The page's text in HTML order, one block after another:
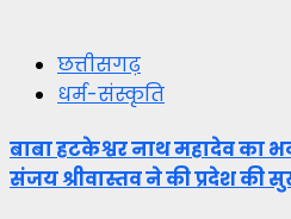
छत्तीसगढ़
धर्म-संस्कृति
बाबा हटकेश्वर नाथ महादेव का
संजय श्रीवास्तव ने की प्रदेश की